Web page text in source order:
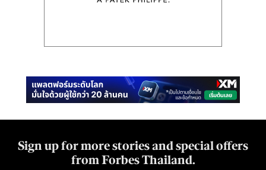
Sign up for more stories and special offers
from Forbes Thailand.